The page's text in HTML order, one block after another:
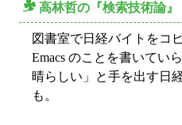
高林哲の『検索技術論』
図書室で日経バイトをコ
Emacs のことを書いてい
晴らしい」と手を出す日
も。